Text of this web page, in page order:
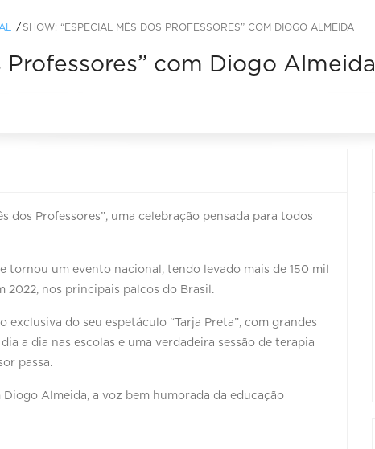
SHOW: “ESPECIAL MÊS DOS PROFESSORES” COM DIOGO ALMEIDA
Professores” com Diogo Almeida
dos Professores”, uma celebração pensada para todos
tornou um evento nacional, tendo levado mais de 150 mil
2022, nos principais palcos do Brasil.
do seu espetáculo “Tarja Preta”, com grandes
a dia nas escolas e uma verdadeira sessão de terapia
passa.
Almeida, a voz bem humorada da educação